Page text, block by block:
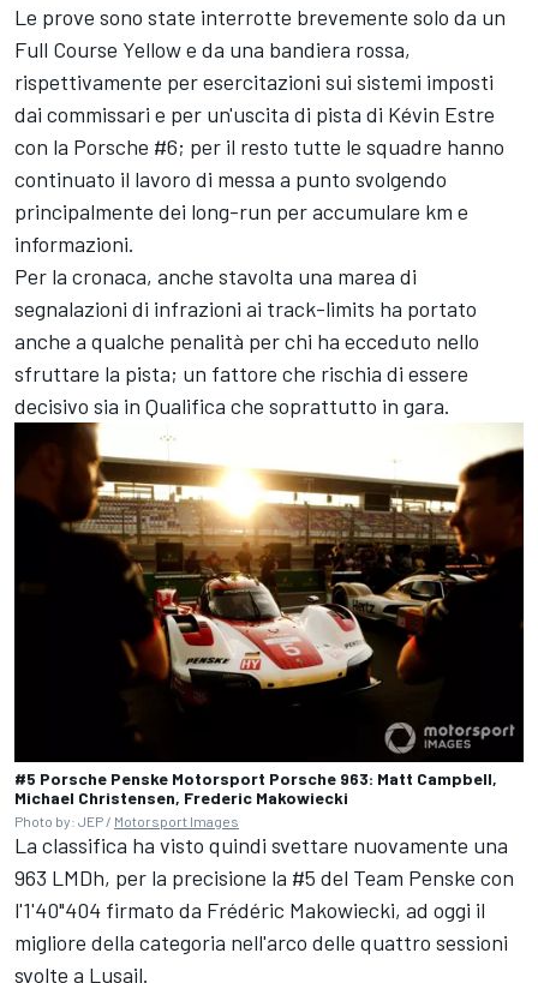
Le prove sono state interrotte brevemente solo da un
Full Course Yellow e da una bandiera rossa,
rispettivamente per esercitazioni sui sistemi imposti
dai commissari e per un'uscita di pista di Kévin Estre
con la Porsche #6; per il resto tutte le squadre hanno
continuato il lavoro di messa a punto svolgendo
principalmente dei long-run per accumulare km e
informazioni.
Per la cronaca, anche stavolta una marea di
segnalazioni di infrazioni ai track-limits ha portato
anche a qualche penalità per chi ha ecceduto nello
sfruttare la pista; un fattore che rischia di essere
decisivo sia in Qualifica che soprattutto in gara.
#5 Porsche Penske Motorsport Porsche 963: Matt Campbell,
Michael Christensen, Frederic Makowiecki
Photo by: JEP / Motorsport Images
La classifica ha visto quindi svettare nuovamente una
963 LMDh, per la precisione la #5 del Team Penske con
l'1'40"404 firmato da Frédéric Makowiecki, ad oggi il
migliore della categoria nell'arco delle quattro sessioni
svolte a Lusail.